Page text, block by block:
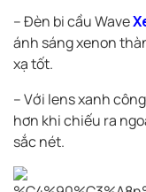
– Đèn bi cầu Wave
ánh sáng xenon
xạ tốt.
– Với lens xanh
hơn khi chiếu ra
sắc nét.